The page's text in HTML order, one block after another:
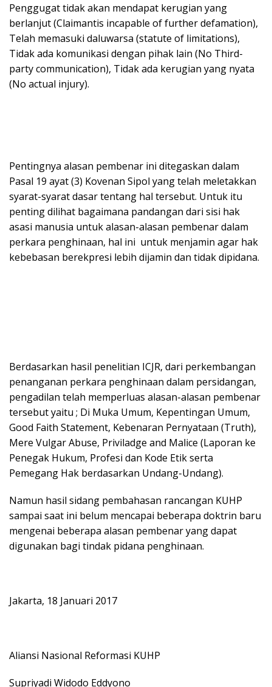
Penggugat tidak akan mendapat kerugian yang
berlanjut (Claimantis incapable of further defamation),
Telah memasuki daluwarsa (statute of limitations),
Tidak ada komunikasi dengan pihak lain (No Third-
party communication), Tidak ada kerugian yang nyata
(No actual injury).
Pentingnya alasan pembenar ini ditegaskan dalam
Pasal 19 ayat (3) Kovenan Sipol yang telah meletakkan
syarat-syarat dasar tentang hal tersebut. Untuk itu
penting dilihat bagaimana pandangan dari sisi hak
asasi manusia untuk alasan-alasan pembenar dalam
perkara penghinaan, hal ini untuk menjamin agar hak
kebebasan berekpresi lebih dijamin dan tidak dipidana.
Berdasarkan hasil penelitian ICJR, dari perkembangan
penanganan perkara penghinaan dalam persidangan,
pengadilan telah memperluas alasan-alasan pembenar
tersebut yaitu ; Di Muka Umum, Kepentingan Umum,
Good Faith Statement, Kebenaran Pernyataan (Truth),
Mere Vulgar Abuse, Priviladge and Malice (Laporan ke
Penegak Hukum, Profesi dan Kode Etik serta
Pemegang Hak berdasarkan Undang-Undang).
Namun hasil sidang pembahasan rancangan KUHP
sampai saat ini belum mencapai beberapa doktrin baru
mengenai beberapa alasan pembenar yang dapat
digunakan bagi tindak pidana penghinaan.
Jakarta, 18 Januari 2017
Aliansi Nasional Reformasi KUHP
Supriyadi Widodo Eddyono